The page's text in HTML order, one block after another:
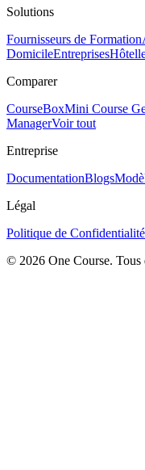
Solutions
Fournisseurs de Formation
DomicileEntreprises
Comparer
CourseBoxMini Course
ManagerVoir tout
Entreprise
DocumentationBlogs
Légal
Politique de Confidentialité
© 2026 One Course. Tous